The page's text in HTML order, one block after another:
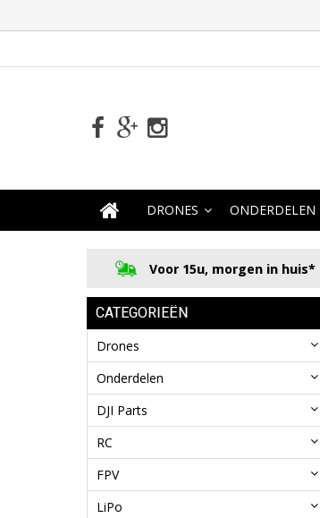
DRONES ONDERDELEN
Voor 15u, morgen in huis*
CATEGORIEËN
Drones
Onderdelen
DJI Parts
RC
FPV
LiPo